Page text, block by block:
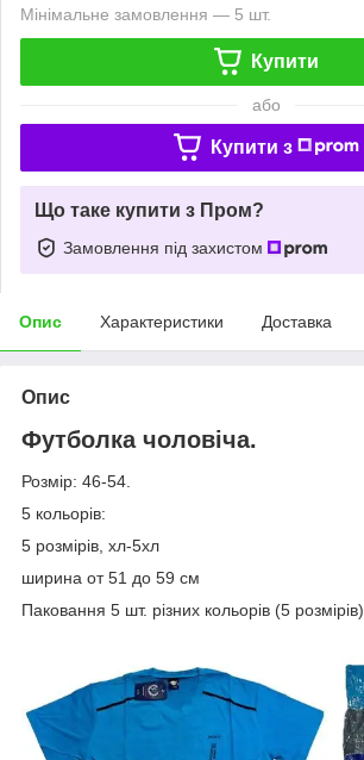
Мінімальне замовлення — 5 шт.
Купити
або
Купити з
Що таке купити з Пром?
Замовлення під захистом
Опис Характеристики Доставка
Опис
Футболка чоловіча.
Розмір: 46-54.
5 кольорів:
5 розмірів, хл-5хл
ширина от 51 до 59 см
Паковання 5 шт. різних кольорів (5 розмірів)